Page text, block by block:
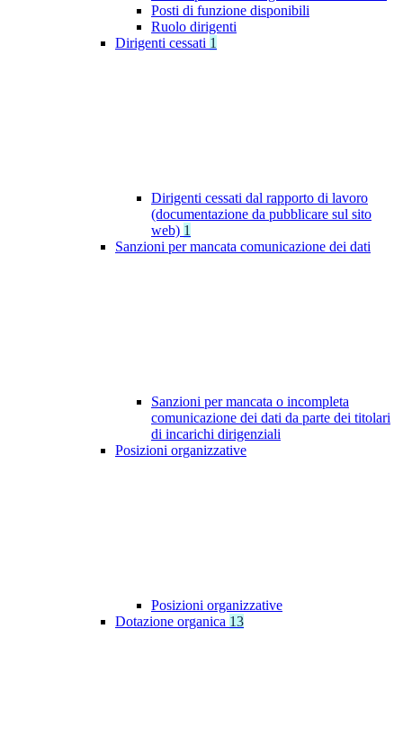
Posti di funzione disponibili
Ruolo dirigenti
Dirigenti cessati 1
Dirigenti cessati dal rapporto di lavoro
(documentazione da pubblicare sul sito
web) 1
Sanzioni per mancata comunicazione dei dati
Sanzioni per mancata o incompleta
comunicazione dei dati da parte dei titolari
di incarichi dirigenziali
Posizioni organizzative
Posizioni organizzative
Dotazione organica 13